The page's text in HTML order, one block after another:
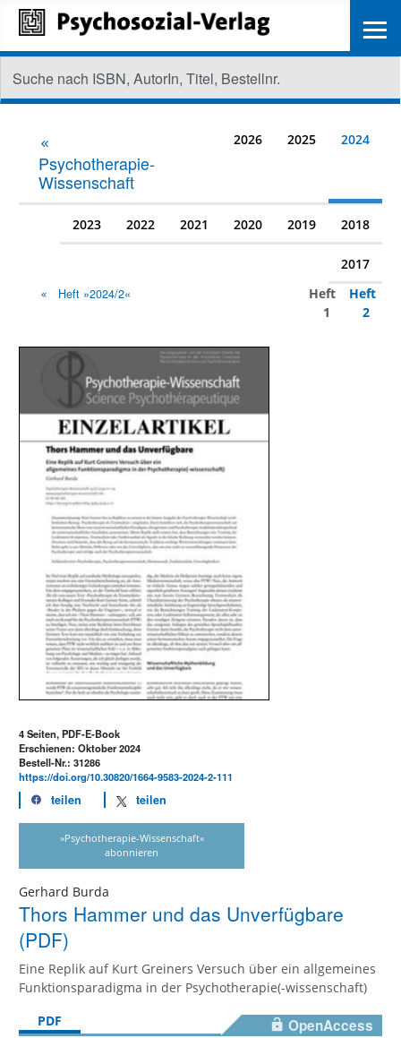
Psychotherapie-
Wissenschaft
2026 2025 2024
2023 2022 2021 2020 2019 2018
2017
Heft »2024/2«
Heft
1
Heft
2
4 Seiten, PDF-E-Book
Erschienen: Oktober 2024
Bestell-Nr.: 31286
https://doi.org/10.30820/1664-9583-2024-2-111
teilen teilen
»Psychotherapie-Wissenschaft«
abonnieren
Gerhard Burda
Thors Hammer und das Unverfügbare
(PDF)
Eine Replik auf Kurt Greiners Versuch über ein allgemeines
Funktionsparadigma in der Psychotherapie(-wissenschaft)
PDF
OpenAccess
≡